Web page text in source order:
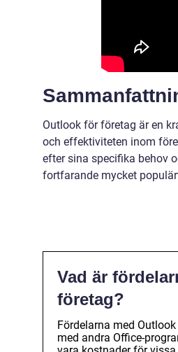
Outlook för företag är en
och effektiviteten inom
efter sina specifika behov
fortfarande mycket
Vad är
företag?
Fördelarna med
med andra Office-